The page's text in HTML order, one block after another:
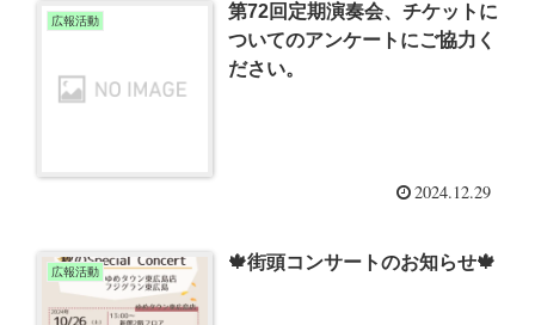
広報活動
第72回定期演奏会、チケットに
ついてのアンケートにご協力く
ださい。
2024.12.29
広報活動 🍁街頭コンサートのお知らせ🍁